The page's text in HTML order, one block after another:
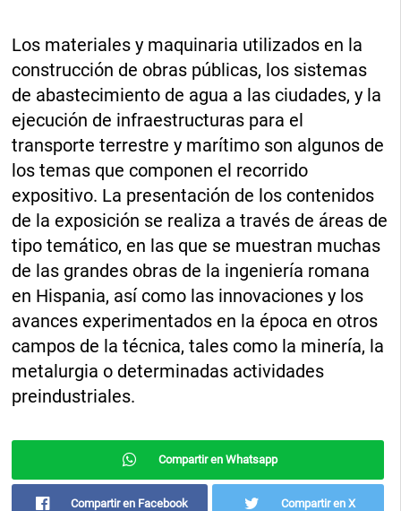
Los materiales y maquinaria utilizados en la
construcción de obras públicas, los sistemas
de abastecimiento de agua a las ciudades, y la
ejecución de infraestructuras para el
transporte terrestre y marítimo son algunos de
los temas que componen el recorrido
expositivo. La presentación de los contenidos
de la exposición se realiza a través de áreas de
tipo temático, en las que se muestran muchas
de las grandes obras de la ingeniería romana
en Hispania, así como las innovaciones y los
avances experimentados en la época en otros
campos de la técnica, tales como la minería, la
metalurgia o determinadas actividades
preindustriales.
Compartir en Whatsapp
Compartir en Facebook Compartir en X